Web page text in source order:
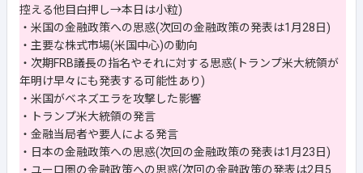
控える他目白押し→本日は小粒)
・米国の金融政策への思惑(次回の金融政策の発表は1月28日)
・主要な株式市場(米国中心)の動向
・次期FRB議長の指名やそれに対する思惑(トランプ米大統領が
年明け早々にも発表する可能性あり)
・米国がベネズエラを攻撃した影響
・トランプ米大統領の発言
・金融当局者や要人による発言
・日本の金融政策への思惑(次回の金融政策の発表は1月23日)
・ユーロ圏の金融政策への思惑(次回の金融政策の発表は2月5